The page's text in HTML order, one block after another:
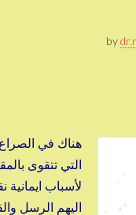
by
هناك في الصراع
التي تتقوى
لأسباب ايمانية
اليهم الرسل